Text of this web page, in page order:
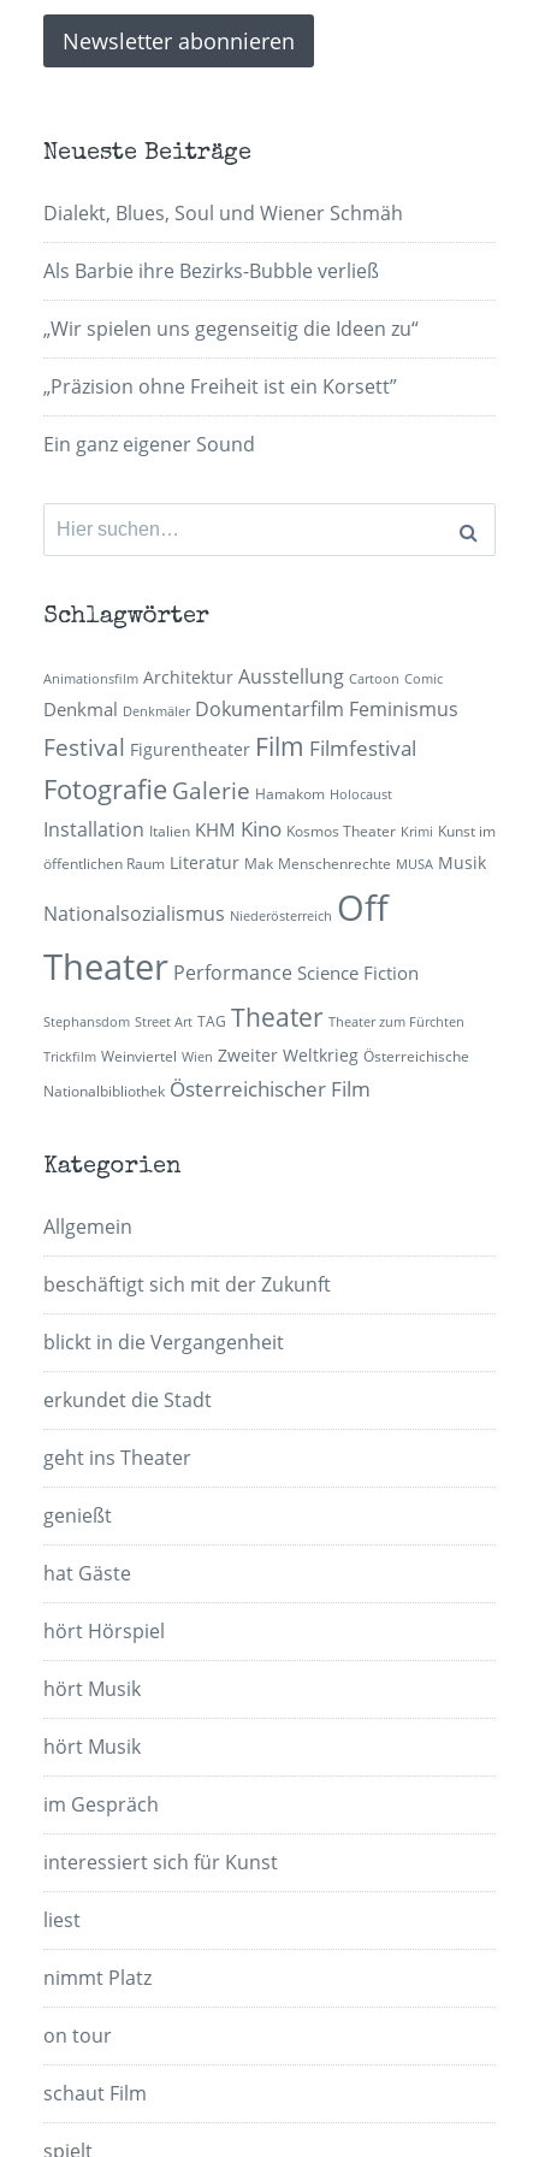
Neueste Beiträge
Dialekt, Blues, Soul und Wiener Schmäh
Als Barbie ihre Bezirks-Bubble verließ
„Wir spielen uns gegenseitig die Ideen zu“
„Präzision ohne Freiheit ist ein Korsett”
Ein ganz eigener Sound
Suchen
nach:
Schlagwörter
Animationsfilm Architektur Ausstellung Cartoon Comic
Denkmal Denkmäler Dokumentarfilm Feminismus
Festival Figurentheater Film Filmfestival
Fotografie Galerie Hamakom Holocaust
Installation Italien KHM Kino Kosmos Theater Krimi Kunst im
öffentlichen Raum Literatur Mak Menschenrechte MUSA Musik
Nationalsozialismus Niederösterreich Off
Theater Performance Science Fiction
Stephansdom Street Art TAG Theater Theater zum Fürchten
Trickfilm Weinviertel Wien Zweiter Weltkrieg Österreichische
Nationalbibliothek Österreichischer Film
Kategorien
Allgemein
beschäftigt sich mit der Zukunft
blickt in die Vergangenheit
erkundet die Stadt
geht ins Theater
genießt
hat Gäste
hört Hörspiel
hört Musik
hört Musik
im Gespräch
interessiert sich für Kunst
liest
nimmt Platz
on tour
schaut Film
spielt